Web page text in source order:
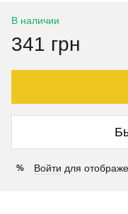
В наличии
341 грн
% Войти для